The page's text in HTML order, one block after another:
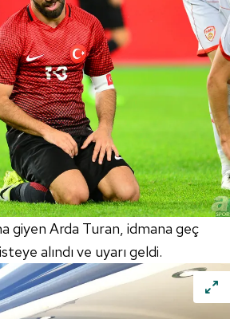
giyen Arda Turan, idmana geç
alındı ve uyarı geldi.